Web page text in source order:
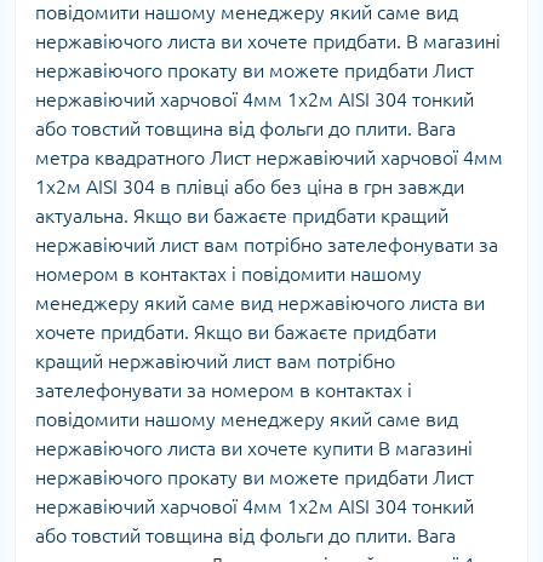
повідомити нашому менеджеру який саме вид
нержавіючого листа ви хочете придбати. В магазині
нержавіючого прокату ви можете придбати Лист
нержавіючий харчової 4мм 1х2м AISI 304 тонкий
або товстий товщина від фольги до плити. Вага
метра квадратного Лист нержавіючий харчової 4мм
1х2м AISI 304 в плівці або без ціна в грн завжди
актуальна. Якщо ви бажаєте придбати кращий
нержавіючий лист вам потрібно зателефонувати за
номером в контактах і повідомити нашому
менеджеру який саме вид нержавіючого листа ви
хочете придбати. Якщо ви бажаєте придбати
кращий нержавіючий лист вам потрібно
зателефонувати за номером в контактах і
повідомити нашому менеджеру який саме вид
нержавіючого листа ви хочете купити В магазині
нержавіючого прокату ви можете придбати Лист
нержавіючий харчової 4мм 1х2м AISI 304 тонкий
або товстий товщина від фольги до плити. Вага